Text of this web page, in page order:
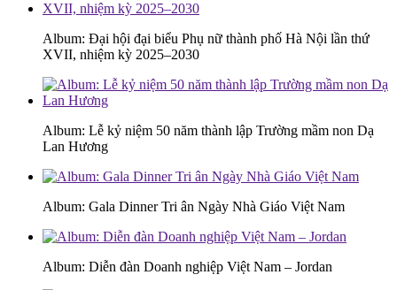
Album: Đại hội đại biểu Phụ nữ thành phố Hà Nội lần thứ
XVII, nhiệm kỳ 2025–2030
Album: Lễ kỷ niệm 50 năm thành lập Trường mầm non Dạ
Lan Hương
Album: Gala Dinner Tri ân Ngày Nhà Giáo Việt Nam
Album: Diễn đàn Doanh nghiệp Việt Nam – Jordan